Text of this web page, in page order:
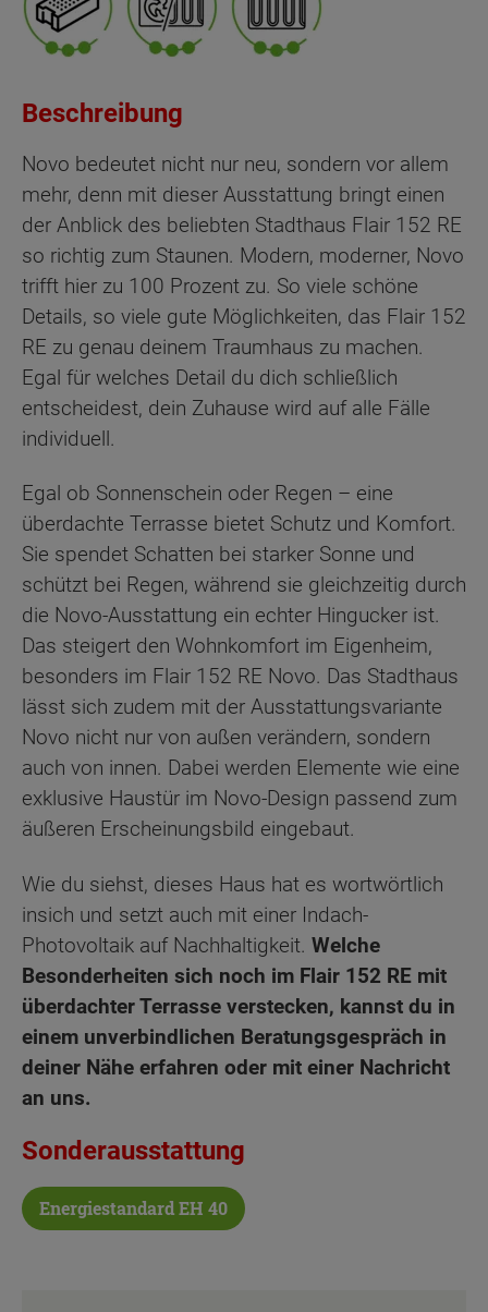
Beschreibung
Novo bedeutet nicht nur neu, sondern vor allem
mehr, denn mit dieser Ausstattung bringt einen
der Anblick des beliebten Stadthaus Flair 152 RE
so richtig zum Staunen. Modern, moderner, Novo
trifft hier zu 100 Prozent zu. So viele schöne
Details, so viele gute Möglichkeiten, das Flair 152
RE zu genau deinem Traumhaus zu machen.
Egal für welches Detail du dich schließlich
entscheidest, dein Zuhause wird auf alle Fälle
individuell.
Egal ob Sonnenschein oder Regen – eine
überdachte Terrasse bietet Schutz und Komfort.
Sie spendet Schatten bei starker Sonne und
schützt bei Regen, während sie gleichzeitig durch
die Novo-Ausstattung ein echter Hingucker ist.
Das steigert den Wohnkomfort im Eigenheim,
besonders im Flair 152 RE Novo. Das Stadthaus
lässt sich zudem mit der Ausstattungsvariante
Novo nicht nur von außen verändern, sondern
auch von innen. Dabei werden Elemente wie eine
exklusive Haustür im Novo-Design passend zum
äußeren Erscheinungsbild eingebaut.
Wie du siehst, dieses Haus hat es wortwörtlich
insich und setzt auch mit einer Indach-
Photovoltaik auf Nachhaltigkeit. Welche
Besonderheiten sich noch im Flair 152 RE mit
überdachter Terrasse verstecken, kannst du in
einem unverbindlichen Beratungsgespräch in
deiner Nähe erfahren oder mit einer Nachricht
an uns.
Sonderausstattung
Energiestandard EH 40